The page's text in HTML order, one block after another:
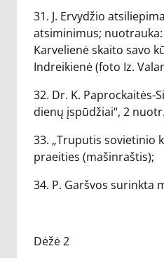
31. J. Ervydžio
atsiminimus;
Karvelienė skaito savo
Indreikienė (foto Iz.
32. Dr. K. Paprockaitės-
dienų įspūdžiai“, 2
33. „Truputis sovietinio
praeities (mašinraštis);
34. P. Garšvos surinkta
Dėžė 2